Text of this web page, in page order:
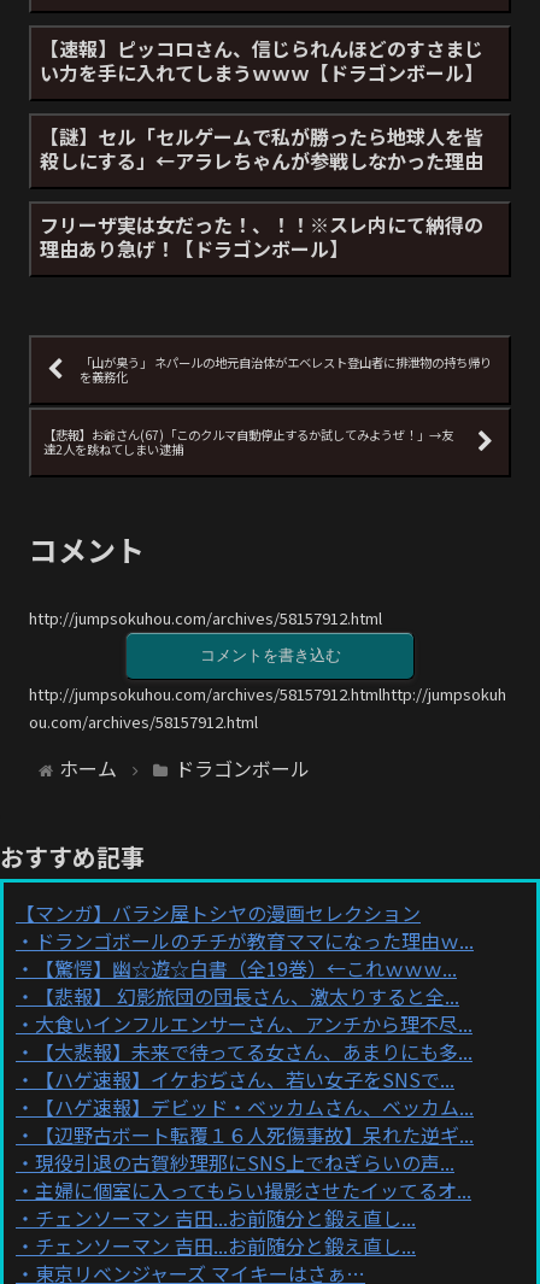
【速報】ピッコロさん、信じられんほどのすさまじ
い力を手に入れてしまうｗｗｗ【ドラゴンボール】
【謎】セル「セルゲームで私が勝ったら地球人を皆
殺しにする」←アラレちゃんが参戦しなかった理由
フリーザ実は女だった！、！！※スレ内にて納得の
理由あり急げ！【ドラゴンボール】
「山が臭う」 ネパールの地元自治体がエベレスト登山者に排泄物の持ち帰り
を義務化
【悲報】お爺さん(67)「このクルマ自動停止するか試してみようぜ！」→友
達2人を跳ねてしまい逮捕
コメント
http://jumpsokuhou.com/archives/58157912.html
コメントを書き込む
http://jumpsokuhou.com/archives/58157912.htmlhttp://jumpsokuh
ou.com/archives/58157912.html
ホーム ドラゴンボール
おすすめ記事
【マンガ】バラシ屋トシヤの漫画セレクション
ドランゴボールのチチが教育ママになった理由ｗ...
【驚愕】幽☆遊☆白書（全19巻）←これｗｗｗ...
【悲報】 幻影旅団の団長さん、激太りすると全...
大食いインフルエンサーさん、アンチから理不尽...
【大悲報】未来で待ってる女さん、あまりにも多...
【ハゲ速報】イケおぢさん、若い女子をSNSで...
【ハゲ速報】デビッド・ベッカムさん、ベッカム...
【辺野古ボート転覆１６人死傷事故】呆れた逆ギ...
現役引退の古賀紗理那にSNS上でねぎらいの声...
主婦に個室に入ってもらい撮影させたイッてるオ...
チェンソーマン 吉田...お前随分と鍛え直し...
チェンソーマン 吉田...お前随分と鍛え直し...
東京リベンジャーズ マイキーはさぁ…